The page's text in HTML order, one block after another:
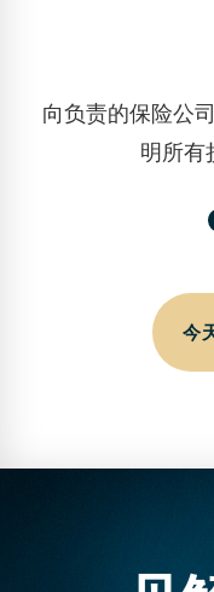
向负责的保险公
明所有
今